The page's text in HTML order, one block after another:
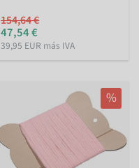
154,64 €
47,54 €
39,95 EUR más IVA
%